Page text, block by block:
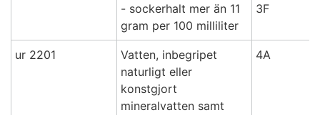
- sockerhalt mer än 11
gram per 100 milliliter
3F
ur 2201
Vatten, inbegripet
naturligt eller
konstgjort
mineralvatten samt
4A